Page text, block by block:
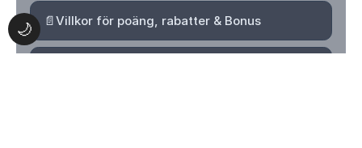
🌙 📄Villkor för poäng, rabatter & Bonus